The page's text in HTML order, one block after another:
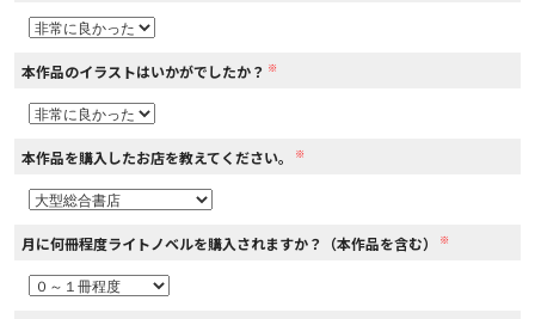
閉じる
本作品のイラストはいかがでしたか？ ※
本作品を購入したお店を教えてください。 ※
月に何冊程度ライトノベルを購入されますか？（本作品を含む） ※